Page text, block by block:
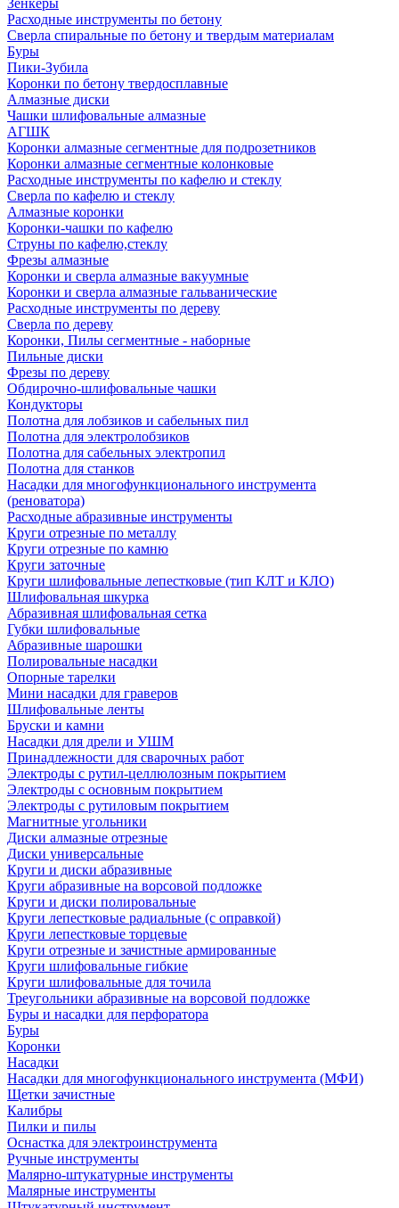
Зенкеры
Расходные инструменты по бетону
Сверла спиральные по бетону и твердым материалам
Буры
Пики-Зубила
Коронки по бетону твердосплавные
Алмазные диски
Чашки шлифовальные алмазные
АГШК
Коронки алмазные сегментные для подрозетников
Коронки алмазные сегментные колонковые
Расходные инструменты по кафелю и стеклу
Сверла по кафелю и стеклу
Алмазные коронки
Коронки-чашки по кафелю
Струны по кафелю,стеклу
Фрезы алмазные
Коронки и сверла алмазные вакуумные
Коронки и сверла алмазные гальванические
Расходные инструменты по дереву
Сверла по дереву
Коронки, Пилы сегментные - наборные
Пильные диски
Фрезы по дереву
Обдирочно-шлифовальные чашки
Кондукторы
Полотна для лобзиков и сабельных пил
Полотна для электролобзиков
Полотна для сабельных электропил
Полотна для станков
Насадки для многофункционального инструмента
(реноватора)
Расходные абразивные инструменты
Круги отрезные по металлу
Круги отрезные по камню
Круги заточные
Круги шлифовальные лепестковые (тип КЛТ и КЛО)
Шлифовальная шкурка
Абразивная шлифовальная сетка
Губки шлифовальные
Абразивные шарошки
Полировальные насадки
Опорные тарелки
Мини насадки для граверов
Шлифовальные ленты
Бруски и камни
Насадки для дрели и УШМ
Принадлежности для сварочных работ
Электроды с рутил-целлюлозным покрытием
Электроды с основным покрытием
Электроды с рутиловым покрытием
Магнитные угольники
Диски алмазные отрезные
Диски универсальные
Круги и диски абразивные
Круги абразивные на ворсовой подложке
Круги и диски полировальные
Круги лепестковые радиальные (с оправкой)
Круги лепестковые торцевые
Круги отрезные и зачистные армированные
Круги шлифовальные гибкие
Круги шлифовальные для точила
Треугольники абразивные на ворсовой подложке
Буры и насадки для перфоратора
Буры
Коронки
Насадки
Насадки для многофункционального инструмента (МФИ)
Щетки зачистные
Калибры
Пилки и пилы
Оснастка для электроинструмента
Ручные инструменты
Малярно-штукатурные инструменты
Малярные инструменты